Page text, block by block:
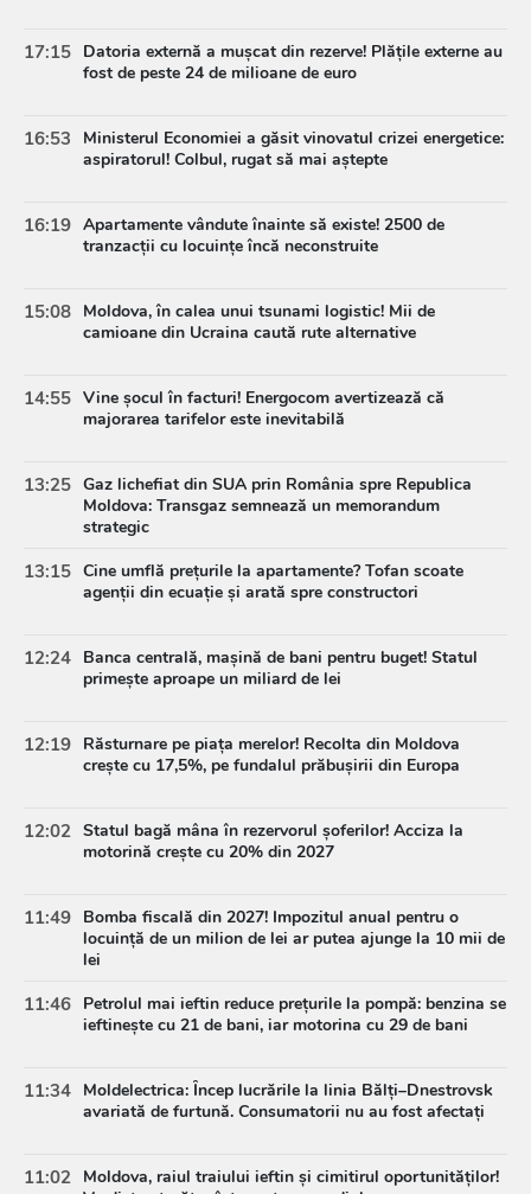
17:15 Datoria externă a mușcat din rezerve! Plățile externe au
fost de peste 24 de milioane de euro
16:53
Ministerul Economiei a găsit vinovatul crizei energetice:
aspiratorul! Colbul, rugat să mai aștepte
16:19 Apartamente vândute înainte să existe! 2500 de
tranzacții cu locuințe încă neconstruite
15:08 Moldova, în calea unui tsunami logistic! Mii de
camioane din Ucraina caută rute alternative
14:55 Vine șocul în facturi! Energocom avertizează că
majorarea tarifelor este inevitabilă
13:25 Gaz lichefiat din SUA prin România spre Republica
Moldova: Transgaz semnează un memorandum
strategic
13:15 Cine umflă prețurile la apartamente? Tofan scoate
agenții din ecuație și arată spre constructori
12:24 Banca centrală, mașină de bani pentru buget! Statul
primește aproape un miliard de lei
12:19 Răsturnare pe piața merelor! Recolta din Moldova
crește cu 17,5%, pe fundalul prăbușirii din Europa
12:02 Statul bagă mâna în rezervorul șoferilor! Acciza la
motorină crește cu 20% din 2027
11:49 Bomba fiscală din 2027! Impozitul anual pentru o
locuință de un milion de lei ar putea ajunge la 10 mii de
lei
11:46 Petrolul mai ieftin reduce prețurile la pompă: benzina se
ieftinește cu 21 de bani, iar motorina cu 29 de bani
11:34 Moldelectrica: Încep lucrările la linia Bălți–Dnestrovsk
avariată de furtună. Consumatorii nu au fost afectați
11:02 Moldova, raiul traiului ieftin și cimitirul oportunităților!